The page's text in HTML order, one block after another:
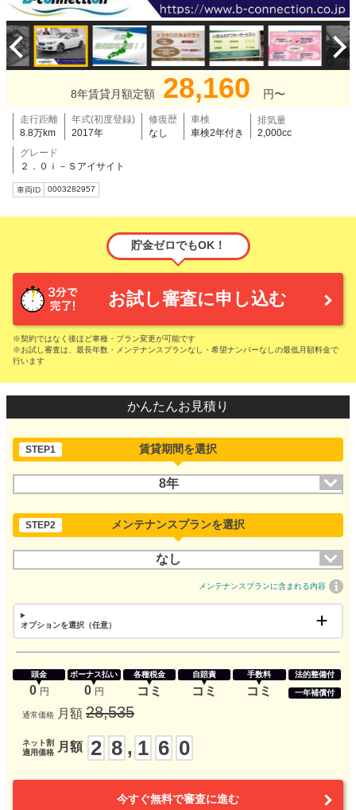
8年賃貸月額定額 28,160 円〜
走行距離
8.8万km
年式(初度登録)
2017年
修復歴
なし
車検
車検2年付き
排気量
2,000cc
グレード
２．０ｉ－Ｓアイサイト
車両ID 0003282957
貯金ゼロでもOK！
お試し審査に申し込む
※契約ではなく後ほど車種・プラン変更が可能です
※お試し審査は、最長年数・メンテナンスプランなし・希望ナンバーなしの最低月額料金で
行います
かんたんお見積り
STEP1 賃貸期間を選択
8年
STEP2 メンテナンスプランを選択
なし
メンテナンスプランに含まれる内容
オプションを選択（任意）
頭金
0 円
ボーナス払い
0 円
各種税金
コミ
自賠責
コミ
手数料
コミ
法的整備付
一年補償付
通常価格 月額 28,535
ネット割
適用価格
月額 2 8 , 1 6 0
今すぐ無料で審査に進む